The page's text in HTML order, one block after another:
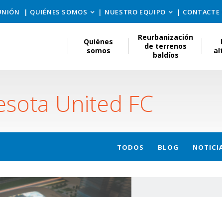
QUIÉNES SOMOS NUESTRO EQUIPO CONTACTE
Quiénes
somos
Reurbanización
de terrenos
baldíos
United FC
TODOS BLOG